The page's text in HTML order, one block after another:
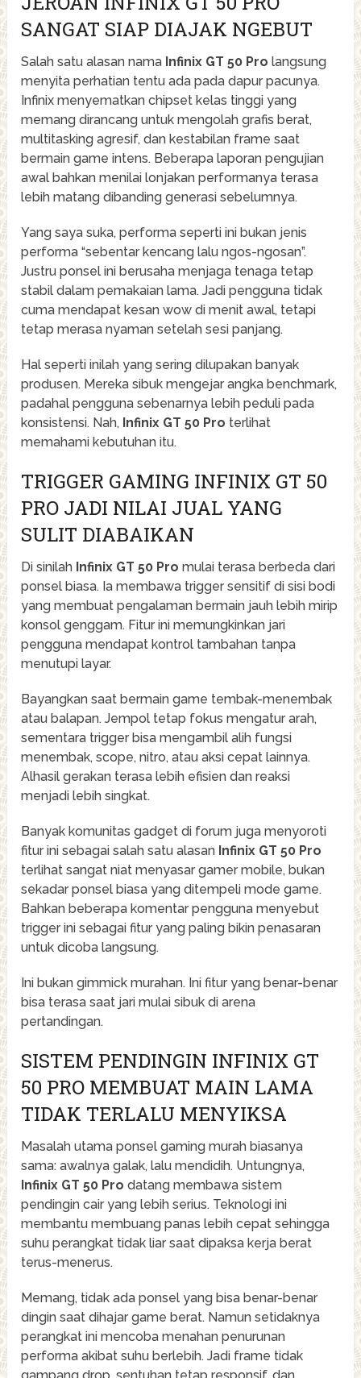
SANGAT SIAP DIAJAK NGEBUT
Salah satu alasan nama Infinix GT 50 Pro langsung
menyita perhatian tentu ada pada dapur pacunya.
Infinix menyematkan chipset kelas tinggi yang
memang dirancang untuk mengolah grafis berat,
multitasking agresif, dan kestabilan frame saat
bermain game intens. Beberapa laporan pengujian
awal bahkan menilai lonjakan performanya terasa
lebih matang dibanding generasi sebelumnya.
Yang saya suka, performa seperti ini bukan jenis
performa “sebentar kencang lalu ngos-ngosan”.
Justru ponsel ini berusaha menjaga tenaga tetap
stabil dalam pemakaian lama. Jadi pengguna tidak
cuma mendapat kesan wow di menit awal, tetapi
tetap merasa nyaman setelah sesi panjang.
Hal seperti inilah yang sering dilupakan banyak
produsen. Mereka sibuk mengejar angka benchmark,
padahal pengguna sebenarnya lebih peduli pada
konsistensi. Nah, Infinix GT 50 Pro terlihat
memahami kebutuhan itu.
TRIGGER GAMING INFINIX GT 50
PRO JADI NILAI JUAL YANG
SULIT DIABAIKAN
Di sinilah Infinix GT 50 Pro mulai terasa berbeda dari
ponsel biasa. Ia membawa trigger sensitif di sisi bodi
yang membuat pengalaman bermain jauh lebih mirip
konsol genggam. Fitur ini memungkinkan jari
pengguna mendapat kontrol tambahan tanpa
menutupi layar.
Bayangkan saat bermain game tembak-menembak
atau balapan. Jempol tetap fokus mengatur arah,
sementara trigger bisa mengambil alih fungsi
menembak, scope, nitro, atau aksi cepat lainnya.
Alhasil gerakan terasa lebih efisien dan reaksi
menjadi lebih singkat.
Banyak komunitas gadget di forum juga menyoroti
fitur ini sebagai salah satu alasan Infinix GT 50 Pro
terlihat sangat niat menyasar gamer mobile, bukan
sekadar ponsel biasa yang ditempeli mode game.
Bahkan beberapa komentar pengguna menyebut
trigger ini sebagai fitur yang paling bikin penasaran
untuk dicoba langsung.
Ini bukan gimmick murahan. Ini fitur yang benar-benar
bisa terasa saat jari mulai sibuk di arena
pertandingan.
SISTEM PENDINGIN INFINIX GT
50 PRO MEMBUAT MAIN LAMA
TIDAK TERLALU MENYIKSA
Masalah utama ponsel gaming murah biasanya
sama: awalnya galak, lalu mendidih. Untungnya,
Infinix GT 50 Pro datang membawa sistem
pendingin cair yang lebih serius. Teknologi ini
membantu membuang panas lebih cepat sehingga
suhu perangkat tidak liar saat dipaksa kerja berat
terus-menerus.
Memang, tidak ada ponsel yang bisa benar-benar
dingin saat dihajar game berat. Namun setidaknya
perangkat ini mencoba menahan penurunan
performa akibat suhu berlebih. Jadi frame tidak